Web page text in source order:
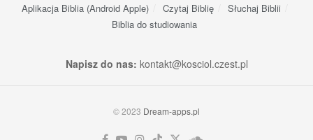
Aplikacja Biblia (Android Apple) Czytaj Biblię
Słuchaj Biblii
Biblia do studiowania
Napisz do nas: kontakt@kosciol.czest.pl
© 2023 Dream-apps.pl